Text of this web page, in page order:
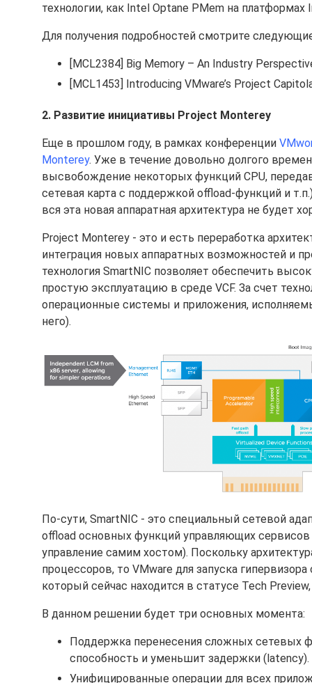
технологии, как Intel Optane PMem на платформах
Для получения подробностей смотрите
[MCL2384] Big Memory – An Industry
[MCL1453] Introducing VMware’s Project
2. Развитие инициативы Project Monterey
Еще в прошлом году, в рамках конференции
Monterey. Уже в течение довольно долгого
высвобождение некоторых функций CPU,
сетевая карта с поддержкой offload-функций и
вся эта новая аппаратная архитектура не будет
Project Monterey - это и есть переработка
интеграция новых аппаратных возможностей и
технология SmartNIC позволяет обеспечить
простую эксплуатацию в среде VCF. За счет
операционные системы и приложения,
него).
По-сути, SmartNIC - это специальный сетевой
offload основных функций управляющих
управление самим хостом). Поскольку
процессоров, то VMware для запуска
который сейчас находится в статусе Tech
В данном решении будет три основных момента:
Поддержка перенесения сложных сетевых
способность и уменьшит задержки (latency).
Унифицированные операции для всех